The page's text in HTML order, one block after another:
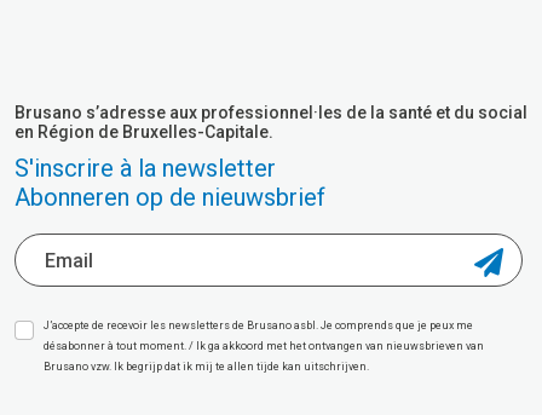
Brusano s’adresse aux professionnel·les de la santé et du social
en Région de Bruxelles-Capitale.
S'inscrire à la newsletter
Abonneren op de nieuwsbrief
J’accepte de recevoir les newsletters de Brusano asbl. Je comprends que je peux me
désabonner à tout moment. / Ik ga akkoord met het ontvangen van nieuwsbrieven van
Brusano vzw. Ik begrijp dat ik mij te allen tijde kan uitschrijven.